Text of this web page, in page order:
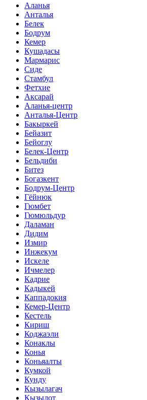
Аланья
Анталья
Белек
Бодрум
Кемер
Кушадасы
Мармарис
Сиде
Стамбул
Фетхие
Аксарай
Аланья-центр
Анталья-Центр
Бакыркей
Бейазит
Бейоглу
Белек-Центр
Бельдиби
Битез
Богазкент
Бодрум-Центр
Гёйнюк
Гюмбет
Гюмюльдур
Даламан
Дидим
Измир
Инжекум
Искеле
Ичмелер
Кадрие
Кадыкей
Каппадокия
Кемер-Центр
Кестель
Кириш
Коджаэли
Конаклы
Конья
Коньяалты
Кумкой
Кунду
Кызылагач
Кызылот